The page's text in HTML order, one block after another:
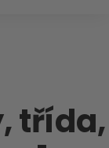
třída,